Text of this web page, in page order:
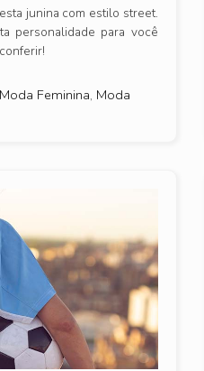
junina com estilo street.
personalidade para você
Moda Feminina, Moda